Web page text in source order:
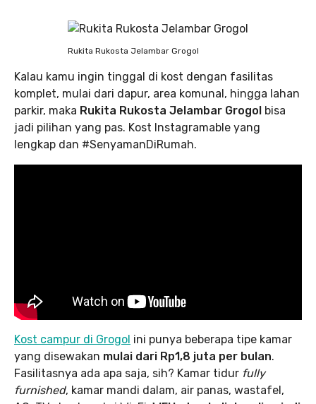
Rukita Rukosta Jelambar Grogol
Kalau kamu ingin tinggal di kost dengan fasilitas
komplet, mulai dari dapur, area komunal, hingga lahan
parkir, maka Rukita Rukosta Jelambar Grogol bisa
jadi pilihan yang pas. Kost Instagramable yang
lengkap dan #SenyamanDiRumah.
Kost campur di Grogol ini punya beberapa tipe kamar
yang disewakan mulai dari Rp1,8 juta per bulan.
Fasilitasnya ada apa saja, sih? Kamar tidur fully
furnished, kamar mandi dalam, air panas, wastafel,